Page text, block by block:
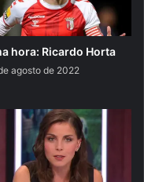
hora: Ricardo Horta
agosto de 2022